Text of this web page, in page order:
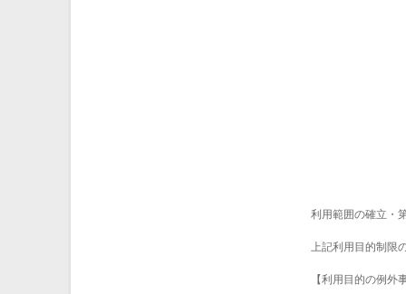
利用範囲の確立・
上記利用目的制限
【利用目的の例外